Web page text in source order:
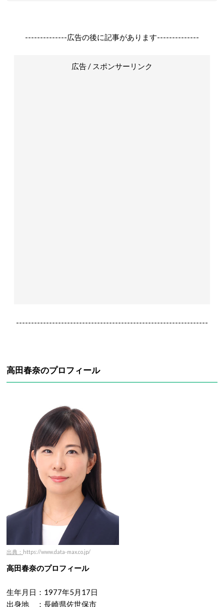
--------------広告の後に記事があります--------------
広告 / スポンサーリンク
----------------------------------------------------------------
高田春奈のプロフィール
出典： https://www.data-max.co.jp/
高田春奈のプロフィール
生年月日：1977年5月17日
出身地 ：長崎県佐世保市